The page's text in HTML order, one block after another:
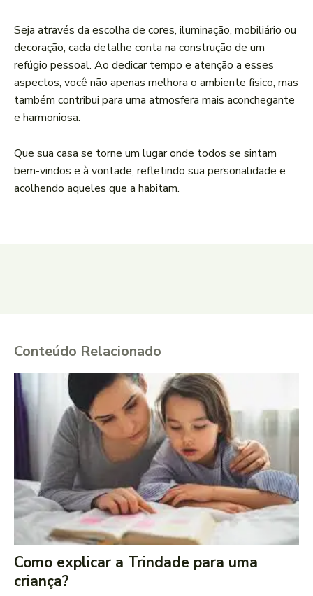
Seja através ‌da escolha de cores, iluminação, mobiliário ou
decoração, cada⁣ detalhe conta na construção⁤ de um
refúgio pessoal. Ao dedicar tempo e atenção a esses
aspectos, ⁢você não apenas melhora o ambiente físico, mas
também contribui para uma atmosfera mais aconchegante
e harmoniosa.
Que sua ‍casa se torne um lugar‌ onde todos se sintam
bem-vindos e à vontade, refletindo sua personalidade ‌e
acolhendo aqueles que a ⁢habitam.
Conteúdo Relacionado
Como explicar a Trindade para uma
criança?